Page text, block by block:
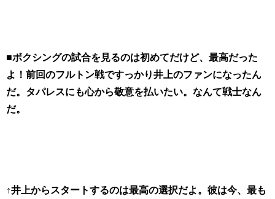
■ボクシングの試合を見るのは初めてだけど、最高だった
よ！前回のフルトン戦ですっかり井上のファンになったん
だ。タパレスにも心から敬意を払いたい。なんて戦士なん
だ。
↑井上からスタートするのは最高の選択だよ。彼は今、最も